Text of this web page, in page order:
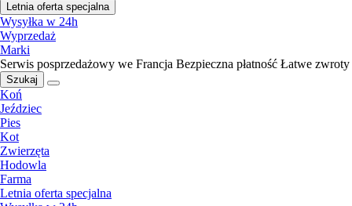
Letnia oferta specjalna
Wysyłka w 24h
Wyprzedaż
Marki
Serwis posprzedażowy we Francja Bezpieczna płatność Łatwe zwroty
Szukaj
Koń
Jeździec
Pies
Kot
Zwierzęta
Hodowla
Farma
Letnia oferta specjalna